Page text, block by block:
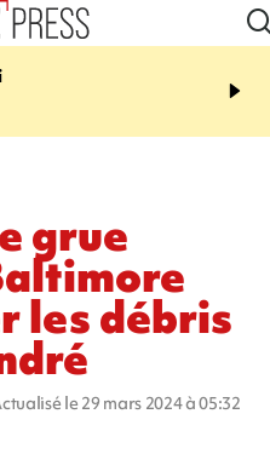
08:13
La
grue
les débris
le 29 mars 2024 à 05:32